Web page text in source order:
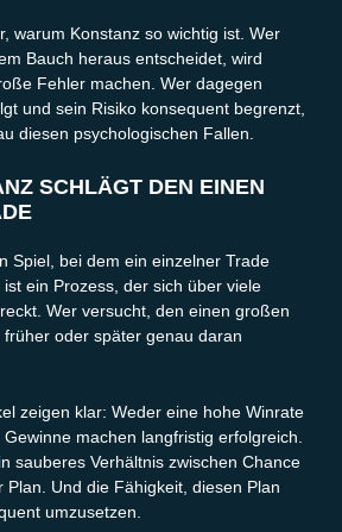
warum Konstanz so wichtig ist. Wer
Bauch heraus entscheidet, wird
Fehler machen. Wer dagegen
und sein Risiko konsequent begrenzt,
diesen psychologischen Fallen.
SCHLÄGT DEN EINEN
Spiel, bei dem ein einzelner Trade
ein Prozess, der sich über viele
Wer versucht, den einen großen
oder später genau daran
zeigen klar: Weder eine hohe Winrate
machen langfristig erfolgreich.
sauberes Verhältnis zwischen Chance
Plan. Und die Fähigkeit, diesen Plan
umzusetzen.